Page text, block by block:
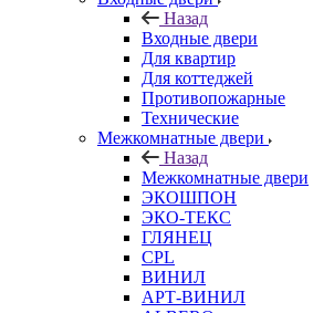
Назад
Входные двери
Для квартир
Для коттеджей
Противопожарные
Технические
Межкомнатные двери
Назад
Межкомнатные двери
ЭКОШПОН
ЭКО-ТЕКС
ГЛЯНЕЦ
CPL
ВИНИЛ
АРТ-ВИНИЛ